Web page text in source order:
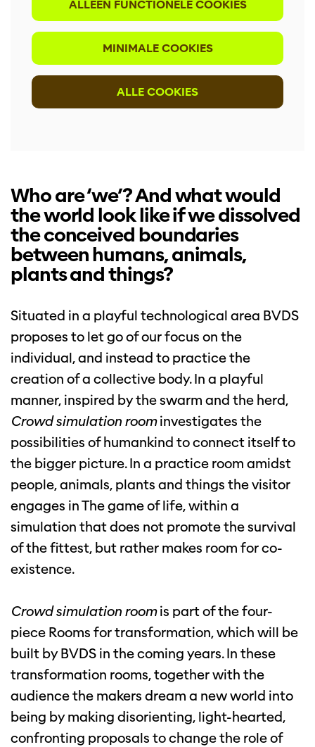
ALLEEN FUNCTIONELE COOKIES
MINIMALE COOKIES
ALLE COOKIES
Who are ‘we’? And what would
the world look like if we dissolved
the conceived boundaries
between humans, animals,
plants and things?
Situated in a playful technological area BVDS
proposes to let go of our focus on the
individual, and instead to practice the
creation of a collective body. In a playful
manner, inspired by the swarm and the herd,
Crowd simulation roominvestigates the
possibilities of humankind to connect itself to
the bigger picture. In a practice room amidst
people, animals, plants and things the visitor
engages in The game of life, within a
simulation that does not promote the survival
of the fittest, but rather makes room for co-
existence.
Crowd simulation roomis part of the four-
piece Rooms for transformation, which will be
built by BVDS in the coming years. In these
transformation rooms, together with the
audience the makers dream a new world into
being by making disorienting, light-hearted,
confronting proposals to change the role of